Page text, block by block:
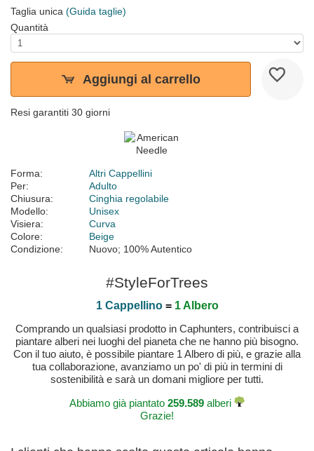
Taglia unica (Guida taglie)
Quantità
Aggiungi al carrello
Resi garantiti 30 giorni
Forma:
Altri Cappellini
Per:
Adulto
Chiusura:
Cinghia regolabile
Modello:
Unisex
Visiera:
Curva
Colore:
Beige
Condizione:
Nuovo; 100% Autentico
#StyleForTrees
1 Cappellino= 1 Albero
Comprando un qualsiasi prodotto in Caphunters, contribuisci a
piantare alberi nei luoghi del pianeta che ne hanno più bisogno.
Con il tuo aiuto, è possibile piantare 1 Albero di più, e grazie alla
tua collaborazione, avanziamo un po' di più in termini di
sostenibilità e sarà un domani migliore per tutti.
Abbiamo già piantato 259.589 alberi
Grazie!